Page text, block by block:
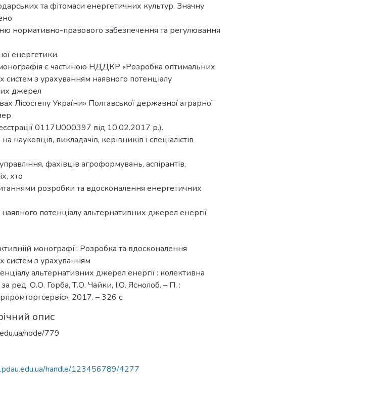
та фітомаси енергетичних культур. Значну
нормативно-правового забезпечення та регулювання
енергетики.
є частиною НДДКР «Розробка оптимальних
систем з урахуванням наявного потенціалу
джерел
Лісостепу України» Полтавської державної аграрної
0117U000397 від 10.02.2017 р.).
науковців, викладачів, керівників і спеціалістів
фахівців агроформувань, аспірантів,
хто
розробки та вдосконалення енергетичних
потенціалу альтернативних джерел енергії
монографії: Розробка та вдосконалення
систем з урахуванням
альтернативних джерел енергії : колективна
ред. О.О. Горба, Т.О. Чайки, І.О. Яснолоб. – П. :
2017. – 326 с.
опис
node/779
handle/123456789/4277